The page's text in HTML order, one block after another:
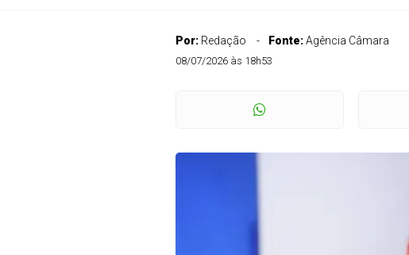
Por: Redação Fonte:Agência Câmara
08/07/2026 às 18h53